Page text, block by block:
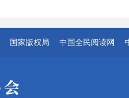
国家版权局 中国全民阅读网